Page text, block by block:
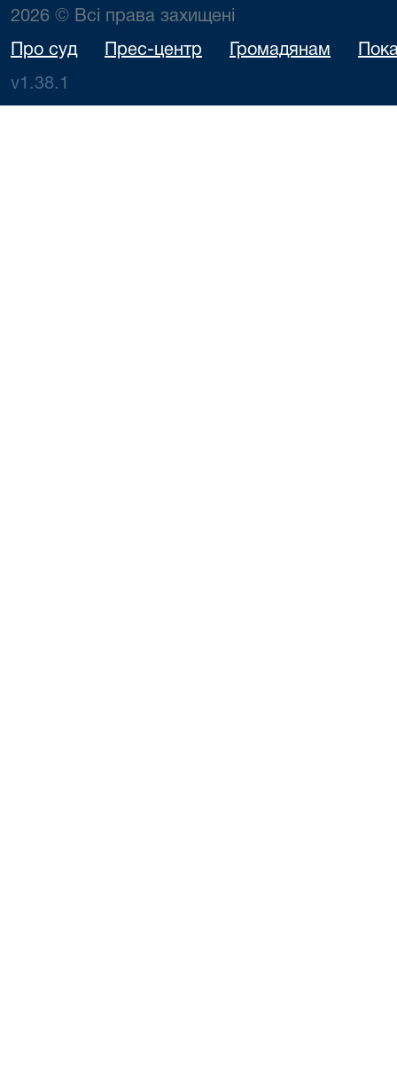
2026 © Всі права захищені
Про суд Прес-центр Громадянам
v1.38.1